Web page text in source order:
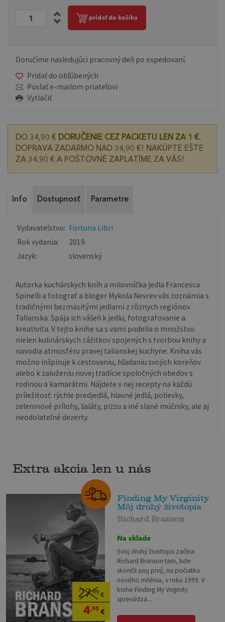
pridať do košíka
Doručíme nasledujúci pracovný deň po expedovaní.
Pridať do obľúbených
Poslať e-mailom priateľovi
Vytlačiť
DO 34,90 € DORUČENIE CEZ PACKETU LEN ZA 1 €.
DOPRAVA ZADARMO NAD 34,90 €! NAKÚPTE EŠTE
ZA 34,90 € A POŠTOVNÉ ZAPLATÍME ZA VÁS!
Info Dostupnosť Parametre
Vydavateľstvo: Fortuna Libri
Rok vydania:
2019
Jazyk:
slovenský
Autorka kuchárskych kníh a milovníčka jedla Francesca
Spinelli a fotograf a bloger Mykola Nevrev vás zoznámia s
tradičnými bezmäsitými jedlami z rôznych regiónov
Talianska. Spája ich vášeň k jedlu, fotografovanie a
kreativita. V tejto knihe sa s vami podelia o množstvo
nielen kulinárskych zážitkov spojených s tvorbou knihy a
navodia atmosféru pravej talianskej kuchyne. Kniha vás
možno inšpiruje k cestovaniu, hľadaniu svojich koreňov
alebo k založeniu novej tradície spoločných obedov s
rodinou a kamarátmi. Nájdete v nej recepty na každú
príležitosť: rýchle predjedlá, hlavné jedlá, polievky,
zeleninové prílohy, šaláty, pizzu a iné slané múčniky, ale aj
neodolateľné dezerty.
Extra akcia len u nás
27,99 €
4,95 €
Finding My Virginity
Môj druhý životopis
Richard Branson
Na sklade
Svoj druhý životopis začína
Richard Branson tam, kde
skončil svoj prvý, na počiatku
nového milénia, v roku 1999. V
knihe Finding My Virginity
sprevádza...